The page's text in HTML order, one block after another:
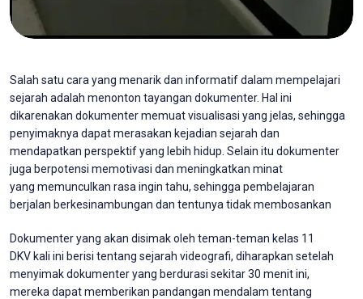
Salah satu cara yang menarik dan informatif dalam mempelajari
sejarah adalah menonton tayangan dokumenter. Hal ini
dikarenakan dokumenter memuat visualisasi yang jelas, sehingga
penyimaknya dapat merasakan kejadian sejarah dan
mendapatkan perspektif yang lebih hidup. Selain itu dokumenter
juga berpotensi memotivasi dan meningkatkan minat
yang memunculkan rasa ingin tahu, sehingga pembelajaran
berjalan berkesinambungan dan tentunya tidak membosankan
Dokumenter yang akan disimak oleh teman-teman kelas 11
DKV kali ini berisi tentang sejarah videografi, diharapkan setelah
menyimak dokumenter yang berdurasi sekitar 30 menit ini,
mereka dapat memberikan pandangan mendalam tentang